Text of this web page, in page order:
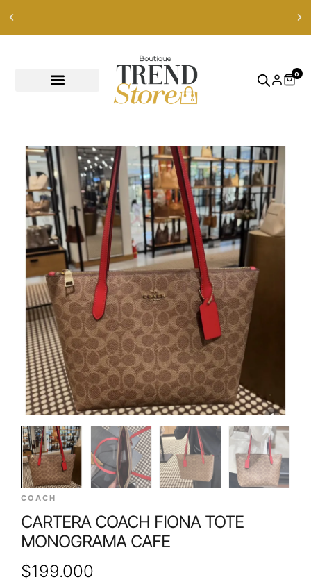
ver productos
0
COACH
CARTERA COACH FIONA TOTE
MONOGRAMA CAFE
$199.000